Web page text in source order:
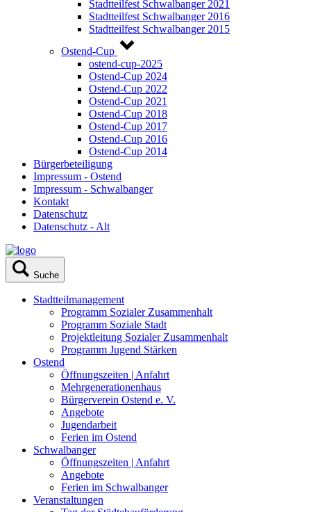
Stadtteilfest Schwalbanger 2021
Stadtteilfest Schwalbanger 2016
Stadtteilfest Schwalbanger 2015
Ostend-Cup
ostend-cup-2025
Ostend-Cup 2024
Ostend-Cup 2022
Ostend-Cup 2021
Ostend-Cup 2018
Ostend-Cup 2017
Ostend-Cup 2016
Ostend-Cup 2014
Bürgerbeteiligung
Impressum - Ostend
Impressum - Schwalbanger
Kontakt
Datenschutz
Datenschutz - Alt
Suche
Stadtteilmanagement
Programm Sozialer Zusammenhalt
Programm Soziale Stadt
Projektleitung Sozialer Zusammenhalt
Programm Jugend Stärken
Ostend
Öffnungszeiten | Anfahrt
Mehrgenerationenhaus
Bürgerverein Ostend e. V.
Angebote
Jugendarbeit
Ferien im Ostend
Schwalbanger
Öffnungszeiten | Anfahrt
Angebote
Ferien im Schwalbanger
Veranstaltungen